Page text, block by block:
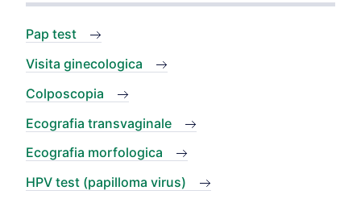
Pap test
Visita ginecologica
Colposcopia
Ecografia transvaginale
Ecografia morfologica
HPV test (papilloma virus)